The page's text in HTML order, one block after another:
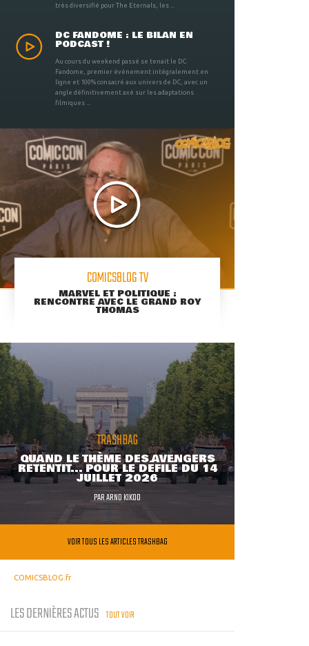
très diversifié pour The Eternals, les ...
DC FANDOME : LE BILAN EN
PODCAST !
Au cours du weekend passé se tenait le DC
Fandome, premier évènement intégralement en
ligne et 100% consacré aux univers de DC, avec un
angle définitivement axé sur les adaptations
filmiques ...
COMICSBLOG TV
MARVEL ET POLITIQUE :
RENCONTRE AVEC LE GRAND ROY
THOMAS
TRASHBAG
QUAND LE THÈME DES AVENGERS
RETENTIT... POUR LE DÉFILÉ DU 14
JUILLET 2026
PARARNO KIKOO
VOIR TOUS LES ARTICLES TRASHBAG
COMICSBLOG.fr
LES DERNIÈRES ACTUS TOUT VOIR